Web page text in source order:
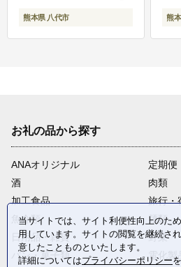
熊本県 八代市 熊
お礼の品から探す
ANAオリジナル
定期便
酒
肉類
加工食品
旅行・
魚介類
麺類
日用品・雑貨
野菜
パン・菓子類
電化製
当サイトでは、サイト利便性向上のた
用しています。サイトの閲覧を継続さ
意したことものといたします。
詳細についてはプライバシーポリシー